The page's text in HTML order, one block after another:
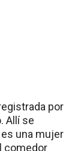
por
Allí se
una mujer
comedor